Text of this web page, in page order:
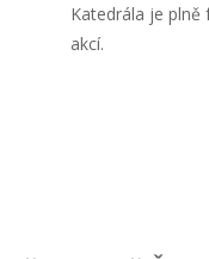
Katedrála je plně
akcí.